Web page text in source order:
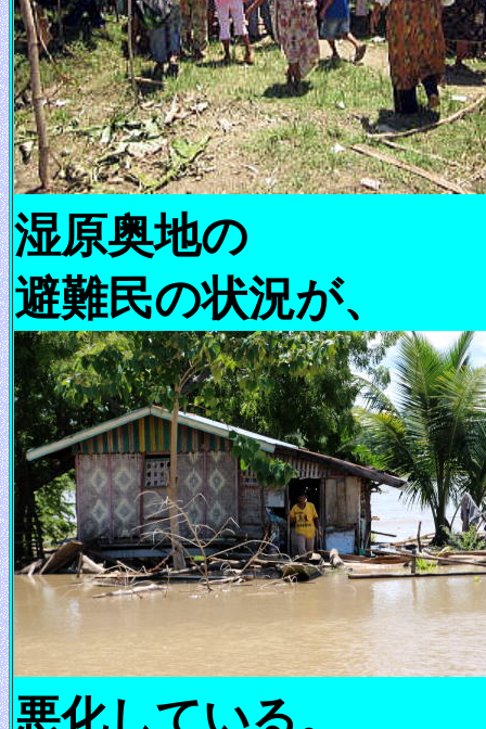
湿原奥地の
避難民の状況が、
悪化している。